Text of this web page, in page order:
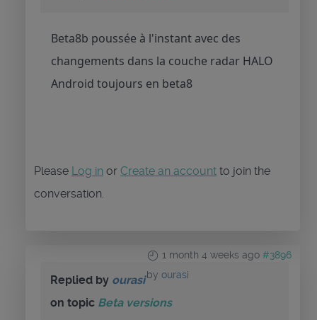
Beta8b poussée à l'instant avec des
changements dans la couche radar HALO
Android toujours en beta8
Please Log in or Create an account to join the
conversation.
1 month 4 weeks ago #3896
by ourasi
Replied by ourasi
on topic Beta versions